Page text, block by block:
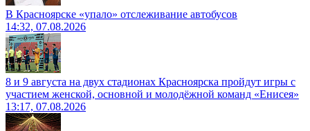
В Красноярске «упало» отслеживание автобусов
14:32, 07.08.2026
8 и 9 августа на двух стадионах Красноярска пройдут игры с
участием женской, основной и молодёжной команд «Енисея»
13:17, 07.08.2026